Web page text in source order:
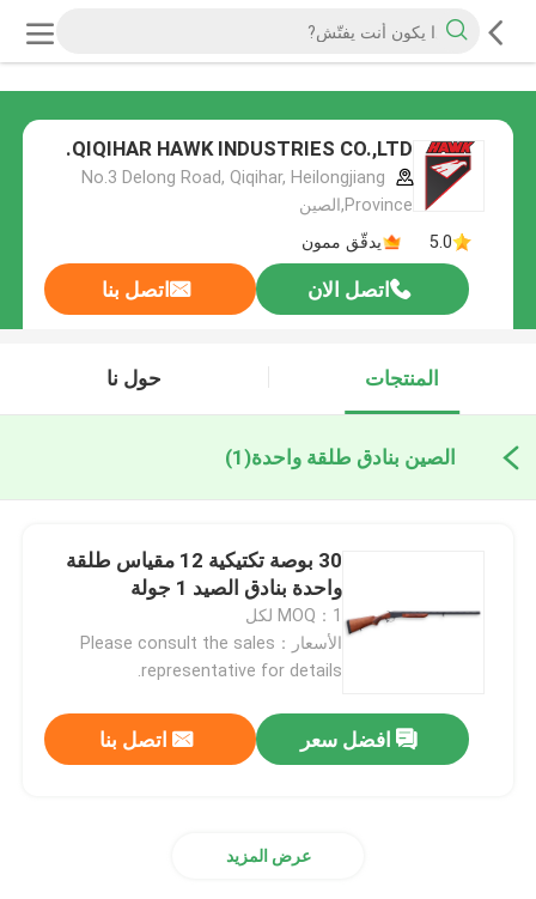
QIQIHAR HAWK INDUSTRIES CO.,LTD.
No.3 Delong Road, Qiqihar, Heilongjiang
Province,الصين
5.0
يدقّق ممون
اتصل الان اتصل بنا
المنتجات حول نا
الصين بنادق طلقة واحدة(1)
30 بوصة تكتيكية 12 مقياس طلقة
واحدة بنادق الصيد 1 جولة
MOQ：1 لكل
الأسعار：Please consult the sales
representative for details.
افضل سعر اتصل بنا
عرض المزيد